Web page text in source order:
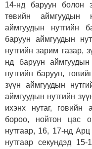
14-нд баруун болон
төвийн аймгуудын
аймгуудын нутгийн
баруун аймгуудын
нутгийн зарим газар,
нд баруун
нутгийн баруун,
зүүн аймгуудын
аймгуудын нутгийн
ихэнх нутаг, говийн
бороо, нойтон цас
нутгаар, 16, 17-нд
нутгаар секундэд